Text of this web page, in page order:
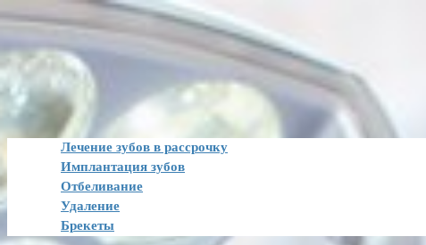
Лечение зубов в рассрочку
Имплантация зубов
Отбеливание
Удаление
Брекеты